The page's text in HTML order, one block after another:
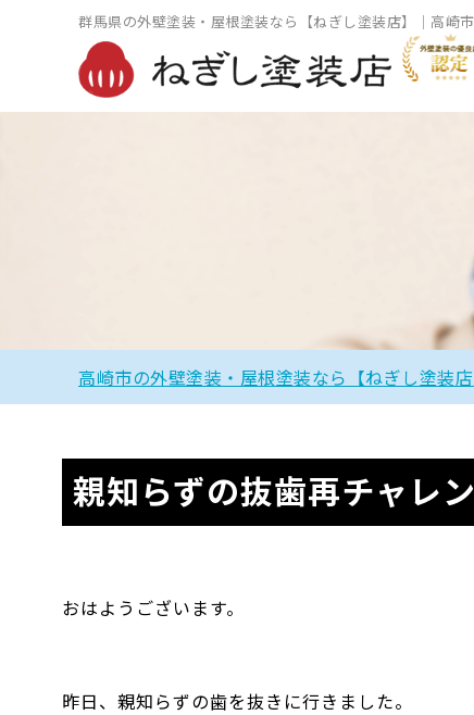
群馬県の外壁塗装・屋根塗装なら【ねぎし塗装店】｜高崎
高崎市の外壁塗装・屋根塗装なら【ねぎし塗装店
親知らずの抜歯再チャレ
おはようございます。
昨日、親知らずの歯を抜きに行きました。